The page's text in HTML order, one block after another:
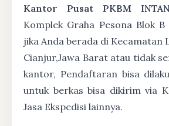
Kantor Pusat PKBM
Komplek Graha Pesona Blok
jika Anda berada di Kecamatan
Cianjur,Jawa Barat atau tidak
kantor, Pendaftaran bisa
untuk berkas bisa dikirim via
Jasa Ekspedisi lainnya.